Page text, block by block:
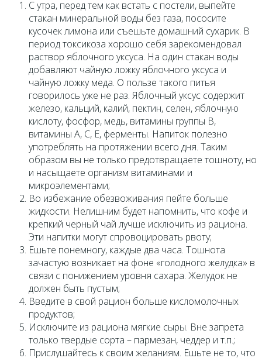
С утра, перед тем как встать с постели, выпейте
стакан минеральной воды без газа, пососите
кусочек лимона или съешьте домашний сухарик. В
период токсикоза хорошо себя зарекомендовал
раствор яблочного уксуса. На один стакан воды
добавляют чайную ложку яблочного уксуса и
чайную ложку меда. О пользе такого питья
говорилось уже не раз. Яблочный уксус содержит
железо, кальций, калий, пектин, селен, яблочную
кислоту, фосфор, медь, витамины группы В,
витамины А, С, Е, ферменты. Напиток полезно
употреблять на протяжении всего дня. Таким
образом вы не только предотвращаете тошноту, но
и насыщаете организм витаминами и
микроэлементами;
Во избежание обезвоживания пейте больше
жидкости. Нелишним будет напомнить, что кофе и
крепкий черный чай лучше исключить из рациона.
Эти напитки могут спровоцировать рвоту;
Ешьте понемногу, каждые два часа. Тошнота
зачастую возникает на фоне «голодного желудка» в
связи с понижением уровня сахара. Желудок не
должен быть пустым;
Введите в свой рацион больше кисломолочных
продуктов;
Исключите из рациона мягкие сыры. Вне запрета
только твердые сорта – пармезан, чеддер и т.п.;
Прислушайтесь к своим желаниям. Ешьте не то, что